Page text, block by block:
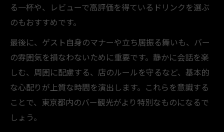
る一杯や、レビューで高評価を得ているドリンクを選ぶ
のもおすすめです。
最後に、ゲスト自身のマナーや立ち居振る舞いも、バー
の雰囲気を損なわないために重要です。静かに会話を楽
しむ、周囲に配慮する、店のルールを守るなど、基本的
な心配りが上質な時間を演出します。これらを意識する
ことで、東京都内のバー観光がより特別なものになるで
しょう。